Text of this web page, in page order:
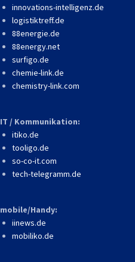
innovations-intelligenz.de
logistiktreff.de
88energie.de
88energy.net
surfigo.de
chemie-link.de
chemistry-link.com
IT / Kommunikation:
itiko.de
tooligo.de
so-co-it.com
tech-telegramm.de
mobile/Handy:
iinews.de
mobiliko.de